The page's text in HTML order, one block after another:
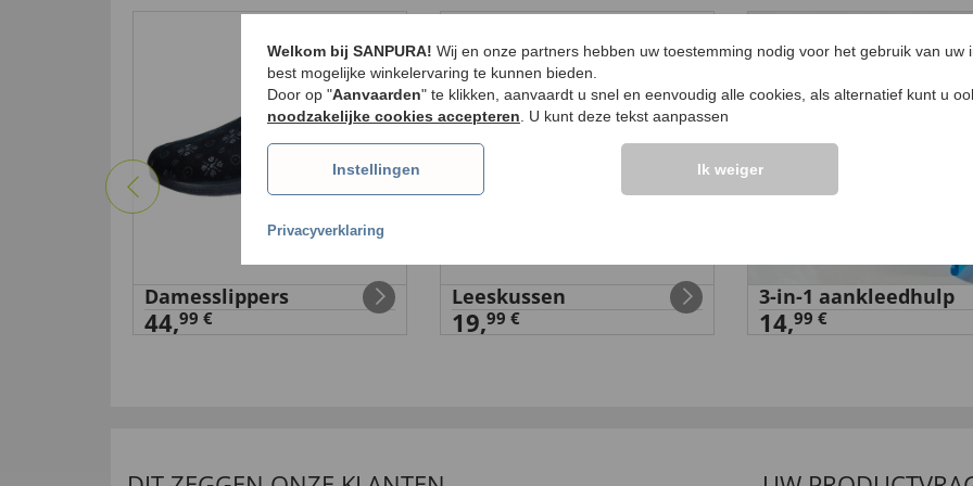
Damesslippers
44,99 €
Leeskussen
19,99 €
3-in-1 aankleedhulp
14,99 €
Welkom bij SANPURA! Wij en onze partners hebben uw toestemming nodig voor het gebruik van uw
best mogelijke winkelervaring te kunnen bieden.
Door op "Aanvaarden" te klikken, aanvaardt u snel en eenvoudig alle cookies, als alternatief kunt u
noodzakelijke cookies accepteren . U kunt deze tekst aanpassen
Instellingen Ik weiger
Privacyverklaring